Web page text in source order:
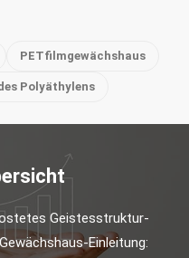
PETfilmgewächshaus
Polyäthylens
Geistesstruktur-
Einleitung: